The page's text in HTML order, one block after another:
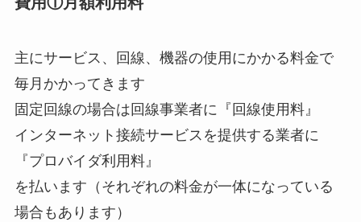
主にサービス、回線、機器の使用にかかる料金で
毎月かかってきます
固定回線の場合は回線事業者に『回線使用料』
インターネット接続サービスを提供する業者に
『プロバイダ利用料』
を払います（それぞれの料金が一体になっている
場合もあります）